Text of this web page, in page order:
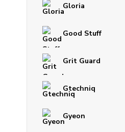
Gloria
Good Stuff
Grit Guard
Gtechniq
Gyeon